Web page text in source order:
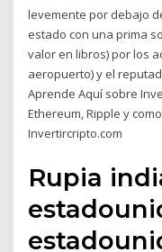
levemente por debajo
estado con una prima
valor en libros) por los
aeropuerto) y el
Aprende Aquí sobre
Ethereum, Ripple y
Invertircripto.com
Rupia